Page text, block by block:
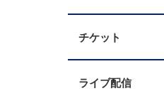
チケット
ライブ配信